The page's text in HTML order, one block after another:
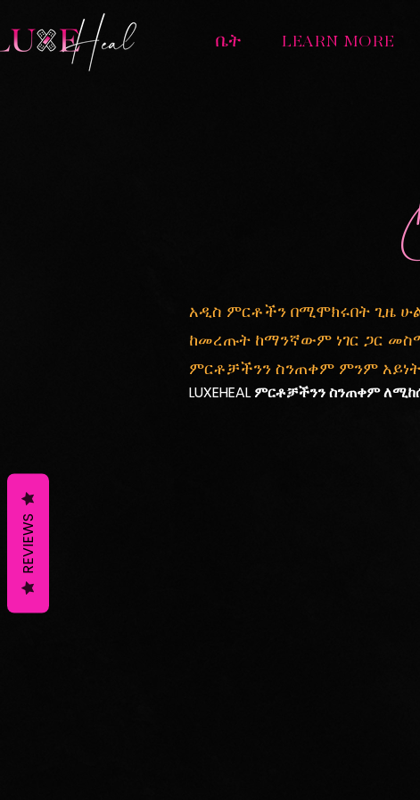
ቤት LEARN MORE
አዲስ ምርቶችን በሚሞክሩበት ጊዜ ሁል
ከመረጡት ከማንኛውም ነገር ጋር
ምርቶቻችንን ስንጠቀም ምንም
LUXEHEAL ምርቶቻችንን ስንጠቀም
REVIEWS